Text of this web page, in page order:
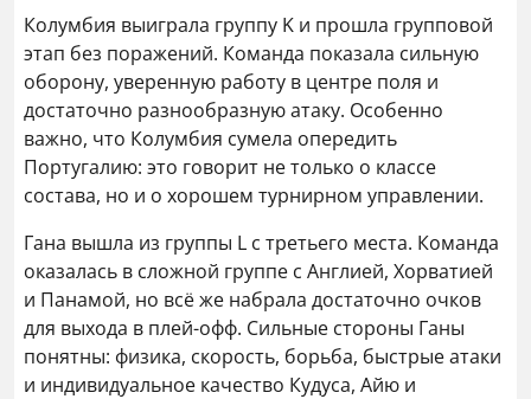
Колумбия выиграла группу K и прошла групповой
этап без поражений. Команда показала сильную
оборону, уверенную работу в центре поля и
достаточно разнообразную атаку. Особенно
важно, что Колумбия сумела опередить
Португалию: это говорит не только о классе
состава, но и о хорошем турнирном управлении.
Гана вышла из группы L с третьего места. Команда
оказалась в сложной группе с Англией, Хорватией
и Панамой, но всё же набрала достаточно очков
для выхода в плей-офф. Сильные стороны Ганы
понятны: физика, скорость, борьба, быстрые атаки
и индивидуальное качество Кудуса, Айю и